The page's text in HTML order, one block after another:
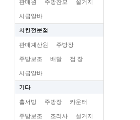
판매원 주방찬모 설거지
시급알바
치킨전문점
판매계산원 주방장
주방보조 배달 점 장
시급알바
기타
홀서빙 주방장 카운터
주방보조 조리사 설거지